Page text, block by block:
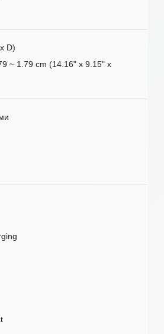
D)
~ 1.79 cm (14.16" x 9.15" x